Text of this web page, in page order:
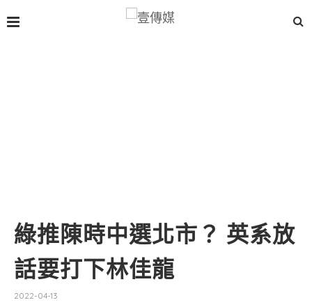
綠推陳時中選北市？ 英系放
話要打下林佳龍
2022-04-13